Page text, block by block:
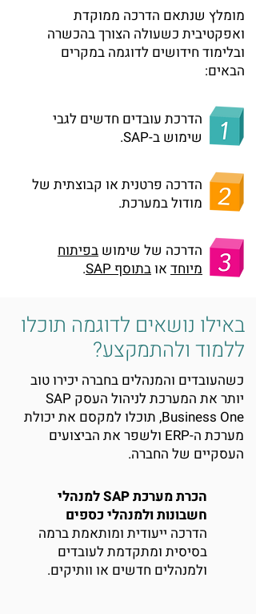
מומלץ שנתאם הדרכה ממוקדת
ואפקטיבית כשעולה הצורך בהכשרה
ובלימוד חידושים לדוגמה במקרים
הבאים:
הדרכת עובדים חדשים לגבי
שימוש ב-SAP.
הדרכה פרטנית או קבוצתית של
מודול במערכת.
הדרכה של שימוש בפיתוח
מיוחד אובתוסף SAP .
באילו נושאים לדוגמה תוכלו
ללמוד ולהתמקצע?
כשהעובדים והמנהלים בחברה יכירו טוב
יותר את המערכת לניהול העסק SAP
Business One, תוכלו למקסם את יכולת
מערכת ה-ERP ולשפר את הביצועים
העסקיים של החברה.
הכרת מערכת SAP למנהלי
חשבונות ולמנהלי כספים
הדרכה ייעודית ומותאמת ברמה
בסיסית ומתקדמת לעובדים
ולמנהלים חדשים או וותיקים.